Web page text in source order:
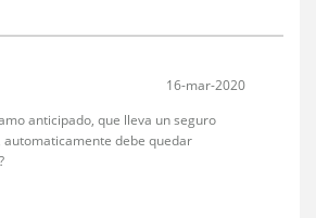
16-mar-2020
anticipado, que lleva un seguro
automaticamente debe quedar